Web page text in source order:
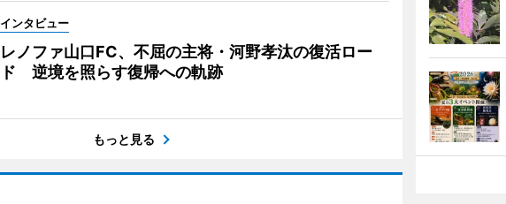
インタビュー
レノファ山口FC、不屈の主将・河野孝汰の復活ロー
ド 逆境を照らす復帰への軌跡
もっと見る